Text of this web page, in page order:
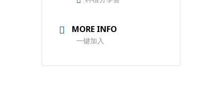
MORE INFO
一键加入